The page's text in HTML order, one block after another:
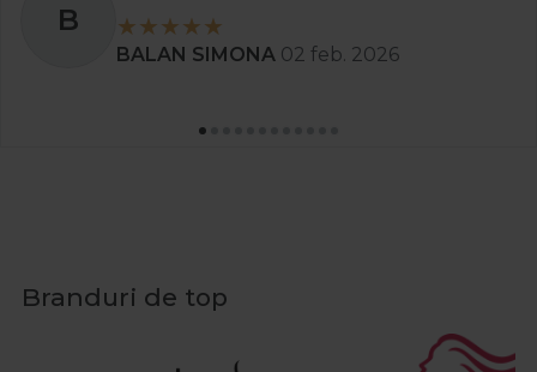
B
BALAN SIMONA 02 feb. 2026
Branduri de top